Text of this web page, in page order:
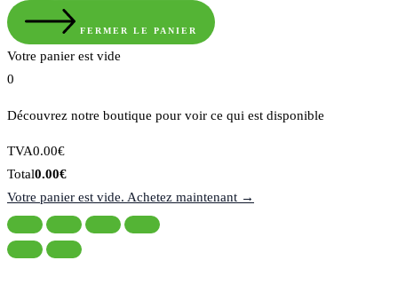
FERMER LE PANIER
Votre panier est vide
0
Découvrez notre boutique pour voir ce qui est disponible
Montant
de
la
taxe:
TVA0.00€
Total
du
panier:
Total0.00€
Votre panier est vide. Achetez maintenant →